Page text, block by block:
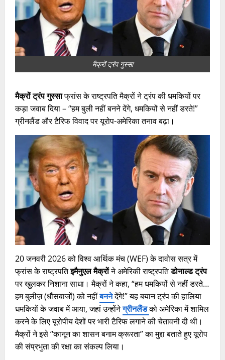
मैक्रों ट्रंप गुस्सा
मैक्रों ट्रंप गुस्साफ्रांस के राष्ट्रपति मैक्रों ने ट्रंप की धमकियों पर
कड़ा जवाब दिया – “हम बुली नहीं बनने देंगे, धमकियों से नहीं डरते!”
ग्रीनलैंड और टैरिफ विवाद पर यूरोप-अमेरिका तनाव बढ़ा।
20 जनवरी 2026 को विश्व आर्थिक मंच (WEF) के दावोस सत्र में
फ्रांस के राष्ट्रपतिइमैनुएल मैक्रोंने अमेरिकी राष्ट्रपतिडोनाल्ड ट्रंप
पर खुलकर निशाना साधा। मैक्रों ने कहा, “हम धमकियों से नहीं डरते…
हम बुलीज़ (धौंसबाजों) को नहींबननेदेंगे!” यह बयान ट्रंप की हालिया
धमकियों के जवाब में आया, जहां उन्होंनेग्रीनलैंडको अमेरिका में शामिल
करने के लिए यूरोपीय देशों पर भारी टैरिफ लगाने की चेतावनी दी थी।
मैक्रों ने इसे “कानून का शासन बनाम क्रूरता” का मुद्दा बताते हुए यूरोप
की संप्रभुता की रक्षा का संकल्प लिया।